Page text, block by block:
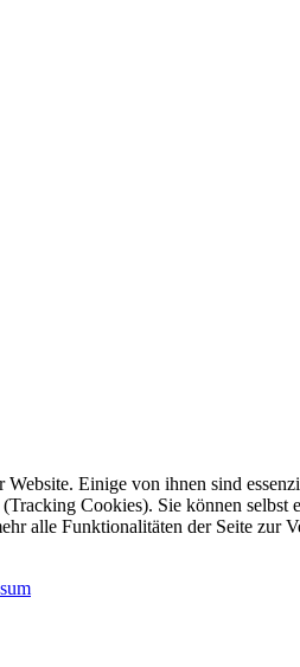
Einige von ihnen sind
Cookies). Sie können selbst
alle Funktionalitäten der Seite zur